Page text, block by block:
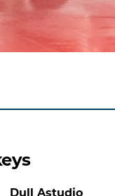
Dull Astudio